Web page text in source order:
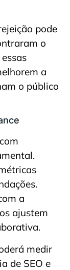
pode
o
a
o público
a
ajustem
medir
de SEO e